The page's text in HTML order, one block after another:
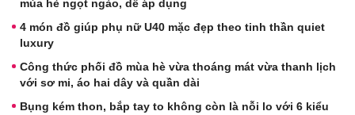
mùa hè ngọt ngào, dễ áp dụng
4 món đồ giúp phụ nữ U40 mặc đẹp theo tinh thần quiet
luxury
Công thức phối đồ mùa hè vừa thoáng mát vừa thanh lịch
với sơ mi, áo hai dây và quần dài
Bụng kém thon, bắp tay to không còn là nỗi lo với 6 kiểu